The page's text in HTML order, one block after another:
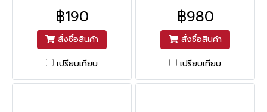
฿190
สั่งซื้อสินค้า
เปรียบเทียบ
฿980
สั่งซื้อสินค้า
เปรียบเทียบ